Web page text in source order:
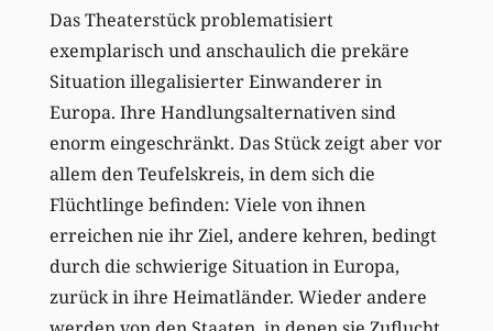
Das Theaterstück problematisiert
exemplarisch und anschaulich die prekäre
Situation illegalisierter Einwanderer in
Europa. Ihre Handlungsalternativen sind
enorm eingeschränkt. Das Stück zeigt aber vor
allem den Teufelskreis, in dem sich die
Flüchtlinge befinden: Viele von ihnen
erreichen nie ihr Ziel, andere kehren, bedingt
durch die schwierige Situation in Europa,
zurück in ihre Heimatländer. Wieder andere